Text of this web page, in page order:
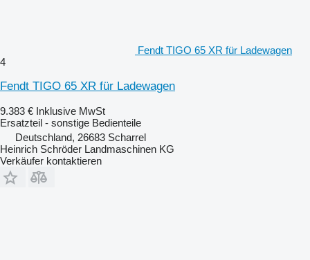
Fendt TIGO 65 XR für Ladewagen
4
Fendt TIGO 65 XR für Ladewagen
9.383 € Inklusive MwSt
Ersatzteil - sonstige Bedienteile
Deutschland, 26683 Scharrel
Heinrich Schröder Landmaschinen KG
Verkäufer kontaktieren